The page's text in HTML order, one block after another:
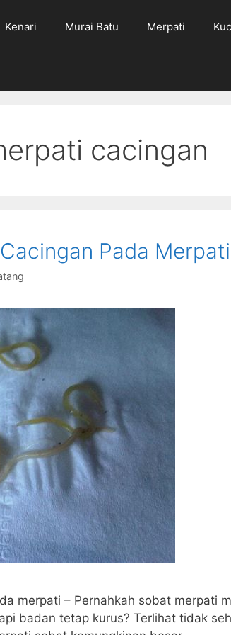
Kenari Murai Batu Merpati
cacingan
Pada Merpati
merpati – Pernahkah sobat merpati
badan tetap kurus? Terlihat tidak